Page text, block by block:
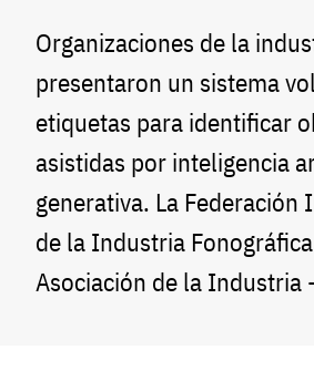
Organizaciones de la
presentaron un sistema
etiquetas para identificar
asistidas por inteligencia
generativa. La Federación
de la Industria
Asociación de la Industria